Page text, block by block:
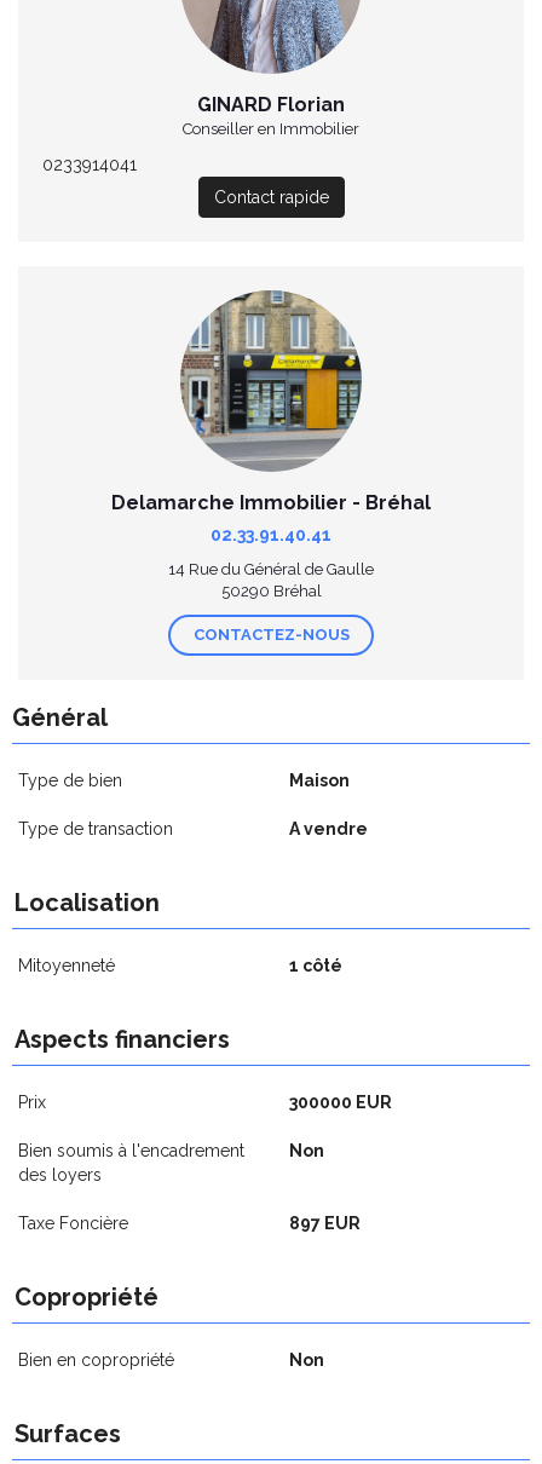
GINARD Florian
Conseiller en Immobilier
0233914041
Contact rapide
Delamarche Immobilier - Bréhal
02.33.91.40.41
14 Rue du Général de Gaulle
50290 Bréhal
CONTACTEZ-NOUS
Général
Type de bien Maison
Type de transaction A vendre
Localisation
Mitoyenneté 1 côté
Aspects financiers
Prix 300000 EUR
Bien soumis à l'encadrement
des loyers
Non
Taxe Foncière 897 EUR
Copropriété
Bien en copropriété Non
Surfaces